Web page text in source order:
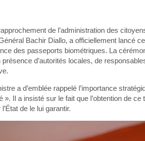
de l’administration des
Bachir Diallo, a officiellement lancé
des passeports biométriques. La
d’autorités locales, de
a d’emblée rappelé l’importance
». Il a insisté sur le fait que l’obtention de
de le lui garantir.